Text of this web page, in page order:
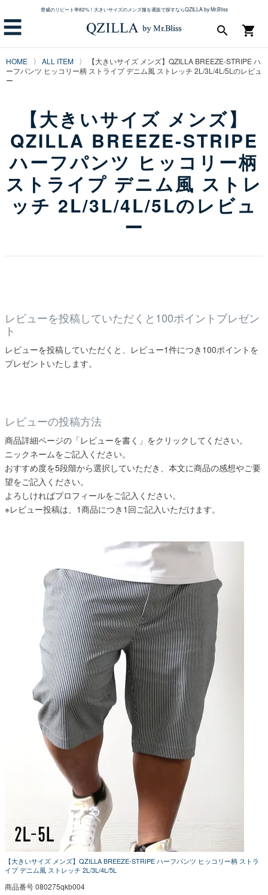
脅威のリピート率82%！大きいサイズのメンズ服を通販で探すならQZILLA by Mr.Bliss
☰ shopping_cart
search
HOME ALL ITEM
【大きいサイズ メンズ】QZILLA BREEZE-STRIPE ハ
ーフパンツ ヒッコリー柄 ストライプ デニム風 ストレッチ 2L/3L/4L/5Lのレビュ
ー
【大きいサイズ メンズ】
QZILLA BREEZE-STRIPE
ハーフパンツ ヒッコリー柄
ストライプ デニム風 ストレ
ッチ 2L/3L/4L/5Lのレビュ
ー
レビューを投稿していただくと100ポイントプレゼン
ト
レビューを投稿していただくと、レビュー1件につき100ポイントを
プレゼントいたします。
レビューの投稿方法
商品詳細ページの「レビューを書く」をクリックしてください。
ニックネームをご記入ください。
おすすめ度を5段階から選択していただき、本文に商品の感想やご要
望をご記入ください。
よろしければプロフィールをご記入ください。
※レビュー投稿は、1商品につき1回ご記入いただけます。
【大きいサイズ メンズ】QZILLA BREEZE-STRIPE ハーフパンツ ヒッコリー柄 ストラ
イプ デニム風 ストレッチ 2L/3L/4L/5L
商品番号080275qkb004